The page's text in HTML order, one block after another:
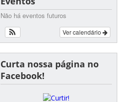
Não há eventos futuros
Ver calendário
Curta nossa página no
Facebook!